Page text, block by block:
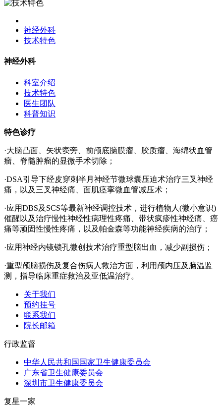
神经外科
技术特色
神经外科
科室介绍
技术特色
医生团队
科普知识
特色诊疗
·大脑凸面、矢状窦旁、前颅底脑膜瘤、胶质瘤、海绵状血管
瘤、脊髓肿瘤的显微手术切除；
·DSA引导下经皮穿刺半月神经节微球囊压迫术治疗三叉神经
痛，以及三叉神经痛、面肌痉挛微血管减压术；
·应用DBS及SCS等最新神经调控技术，进行植物人(微小意识)
催醒以及治疗慢性神经性病理性疼痛、带状疯疹性神经痛、癌
痛等顽固性慢性疼痛，以及帕金森等功能神经疾病的治疗；
·应用神经内镜锁孔微创技术治疗重型脑出血，减少副损伤；
·重型颅脑损伤及复合伤病人救治方面，利用颅内压及脑温监
测，指导临床重症救治及亚低温治疗。
关于我们
预约挂号
联系我们
院长邮箱
行政监督
中华人民共和国国家卫生健康委员会
广东省卫生健康委员会
深圳市卫生健康委员会
复星一家